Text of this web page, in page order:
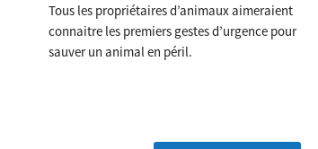
Tous les propriétaires d’animaux aimeraient
connaitre les premiers gestes d’urgence pour
sauver un animal en péril.